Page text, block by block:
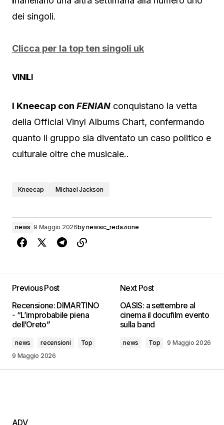
dei singoli.
Clicca per la top ten singoli uk
VINILI
I Kneecap con FENIAN conquistano la vetta
della Official Vinyl Albums Chart, confermando
quanto il gruppo sia diventato un caso politico e
culturale oltre che musicale..
Kneecap Michael Jackson
news 9 Maggio 2026bynewsic_redazione
Previous Post
Recensione: DIMARTINO
- “L’improbabile piena
dell’Oreto”
news recensioni
Top
9 Maggio 2026
Next Post
OASIS: a settembre al
cinema il docufilm evento
sulla band
news Top 9 Maggio 2026
ADV